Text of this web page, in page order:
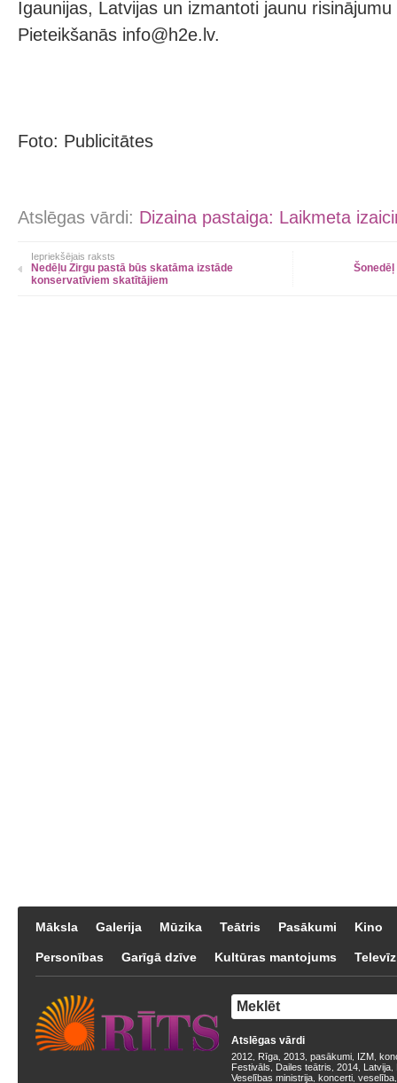
Igaunijas, Latvijas un izmantoti jaunu
Pieteikšanās info@h2e.lv.
Foto: Publicitātes
Atslēgas vārdi: Dizaina pastaiga: Laikmeta
Iepriekšējais raksts
Nedēļu Zirgu pastā būs skatāma izstāde
konservatīviem skatītājiem
Māksla Galerija Mūzika Teātris Pasākumi Kino
Personības Garīgā dzīve Kultūras mantojums
Atslēgas vārdi
2012 Rīga 2013 pasākumi IZM
Festivāls
Dailes teātris 2014 Latvija
Veselības ministrija koncerti veselība